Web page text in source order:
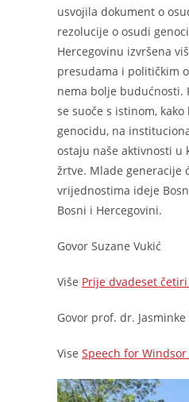
usvojila dokument o
rezolucije o osudi
Hercegovinu izvršena
presudama i političkim
nema bolje budućnosti.
se suoče s istinom,
genocidu, na
ostaju naše aktivnosti u
žrtve. Mlade generacije
vrijednostima ideje
Bosni i Hercegovini.
Govor Suzane Vukić
Više Prije dvadeset
Govor prof. dr.
Vise Speech for